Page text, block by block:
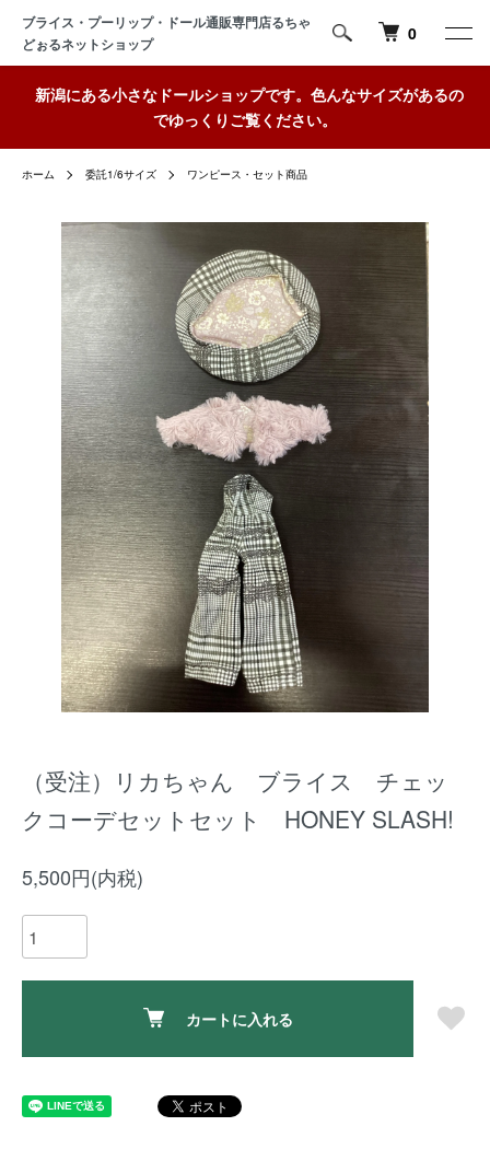
ブライス・プーリップ・ドール通販専門店るちゃ
どぉるネットショップ
0
新潟にある小さなドールショップです。色んなサイズがあるの
でゆっくりご覧ください。
ホーム 委託1/6サイズ ワンピース・セット商品
（受注）リカちゃん ブライス チェッ
クコーデセットセット HONEY SLASH!
5,500円(内税)
カートに入れる